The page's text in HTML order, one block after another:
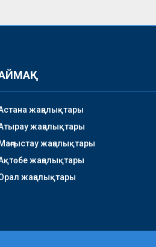
жаңалықтары
жаңалықтары
Маңғыстау жаңалықтары
жаңалықтары
жаңалықтары